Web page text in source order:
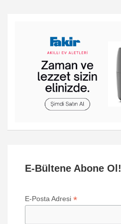
E-Bültene Abone Ol!
E-Posta Adresi *